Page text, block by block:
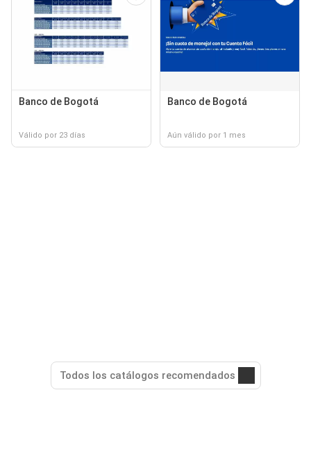
Banco de Bogotá
Válido por 23 días
Banco de Bogotá
Aún válido por 1 mes
Todos los catálogos recomendados